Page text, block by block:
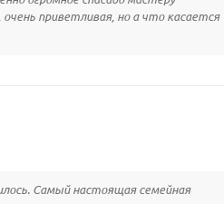
приветливая, но а что касается
Самый настоящая семейная